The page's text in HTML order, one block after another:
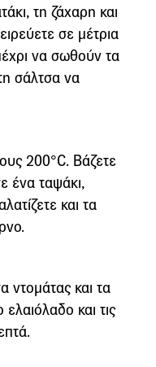
τη ζάχαρη και
σε μέτρια
να σωθούν τα
σάλτσα να
200°C. Βάζετε
ένα ταψάκι,
και τα
ντομάτας και τα
ελαιόλαδο και τις